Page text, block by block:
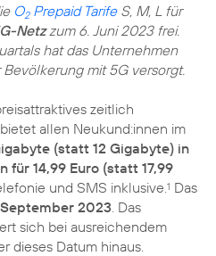
O2Prepaid TarifeS, M, L für
Netzzum 6. Juni 2023 frei.
hat das Unternehmen
mit 5G versorgt.
zeitlich
bietet allen Neukund:innen im
(statt 12 Gigabyte) in
für 14,99 Euro (statt 17,99
und SMS inklusive. 1 Das
2023 . Das
sich bei ausreichendem
dieses Datum hinaus.